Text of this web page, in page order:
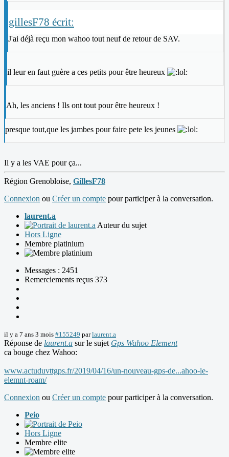
gillesF78 écrit:
J'ai déjà reçu mon wahoo tout neuf de retour de SAV.
il leur en faut guère a ces petits pour être heureux
Ah, les anciens ! Ils ont tout pour être heureux !
presque tout,que les jambes pour faire pete les jeunes
Il y a les VAE pour ça...
Région Grenobloise, GillesF78
Connexion ou Créer un compte pour participer à la conversation.
laurent.a
Auteur du sujet
Hors Ligne
Membre platinium
Messages : 2451
Remerciements reçus 373
il y a 7 ans 3 mois #155249 parlaurent.a
Réponse de laurent.a sur le sujet Gps Wahoo Element
ca bouge chez Wahoo:
www.actuduvttgps.fr/2019/04/16/un-nouveau-gps-de...ahoo-le-
elemnt-roam/
Connexion ou Créer un compte pour participer à la conversation.
Peio
Hors Ligne
Membre elite